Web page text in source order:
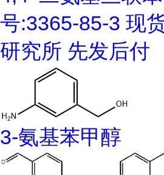
号:3365-85-3 现
研究所 先发后付
3-氨基苯甲醇